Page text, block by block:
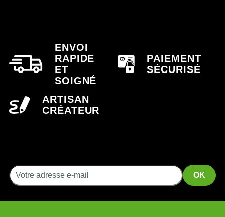
ENVOI
RAPIDE
ET
SOIGNÉ
PAIEMENT
SÉCURISÉ
ARTISAN
CRÉATEUR